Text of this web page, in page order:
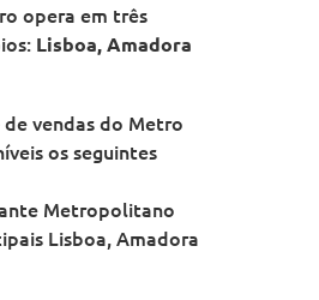
opera em três
Lisboa, Amadora
de vendas do Metro
os seguintes
Metropolitano
Lisboa, Amadora